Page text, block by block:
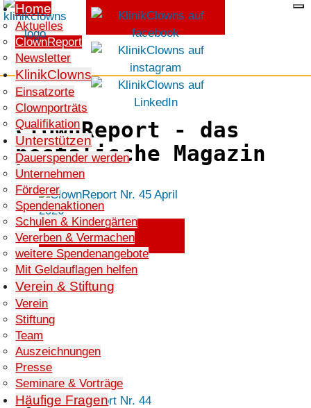
SPENDEN
Home
Aktuelles
ClownReport
Newsletter
KlinikClowns
Einsatzorte
Clownporträts
Qualifikation
Unterstützen
Dauerspender werden
Unternehmen
Förderer
Spendenaktionen
Schulen & Kindergärten
Vererben & Vermachen
weitere Spendenangebote
Mit Geldauflagen helfen
Verein & Stiftung
Verein
Stiftung
Team
Auszeichnungen
Presse
Seminare & Vorträge
Häufige Fragen
ClownReport - das
postalische Magazin
ClownReport Nr. 45 April
2026